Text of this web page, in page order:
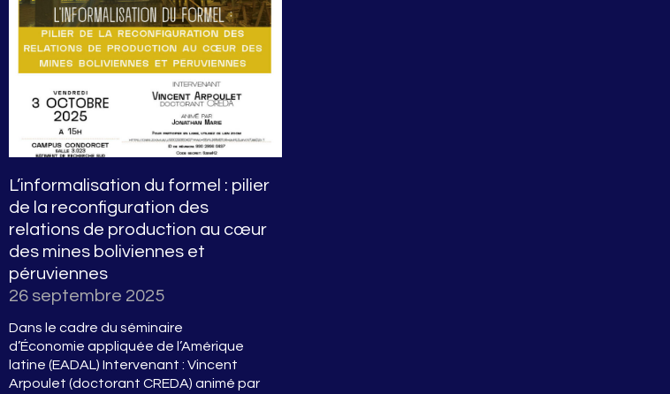
L’informalisation du formel : pilier
de la reconfiguration des
relations de production au cœur
des mines boliviennes et
péruviennes
26 septembre 2025
Dans le cadre du séminaire
d’Économie appliquée de l’Amérique
latine (EADAL) Intervenant : Vincent
Arpoulet (doctorant CREDA) animé par